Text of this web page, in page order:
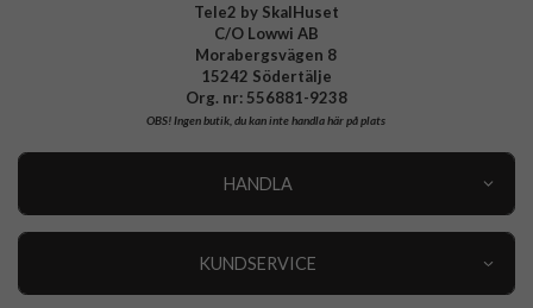
iPhone 16 Pro Laddare, Kablar & Hörlurar
iPhone 16 Plus Laddare, Kablar & Hörlurar
iPhone 16 Laddare, Kablar & Hörlurar
iPhone 15 Pro Max Laddare, Kablar & Hörlurar
iPhone 15 Pro Laddare, Kablar & Hörlurar
Tele2 by SkalHuset
C/O Lowwi AB
Morabergsvägen 8
15242 Södertälje
Org. nr: 556881-9238
OBS!Ingen butik, du kan inte handla här på plats
HANDLA
KUNDSERVICE